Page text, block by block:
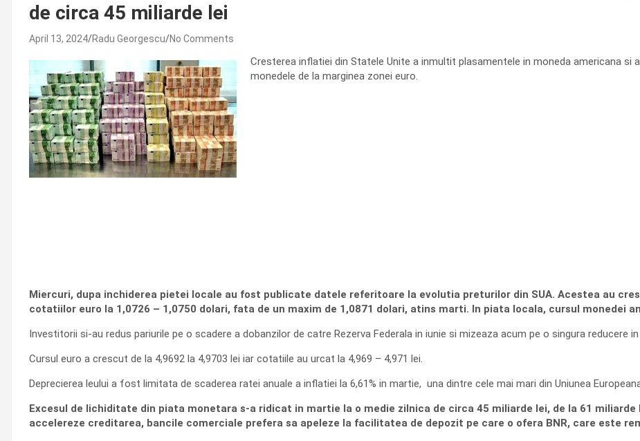
de circa 45 miliarde lei
April 13, 2024 Radu Georgescu No Comments
Cresterea inflatiei din Statele Unite a inmultit plasamentele in moneda americana
monedele de la marginea zonei euro.
Miercuri, dupa inchiderea pietei locale au fost publicate datele referitoare la evolutia preturilor din SUA. Acestea au
cotatiilor euro la 1,0726 – 1,0750 dolari, fata de un maxim de 1,0871 dolari, atins marti. In piata locala, cursul monedei
Investitorii si-au redus pariurile pe o scadere a dobanzilor de catre Rezerva Federala in iunie si mizeaza acum pe o singura reducere
Cursul euro a crescut de la 4,9692 la 4,9703 lei iar cotatiile au urcat la 4,969 – 4,971 lei.
Deprecierea leului a fost limitata de scaderea ratei anuale a inflatiei la 6,61% in martie, una dintre cele mai mari din Uniunea
Excesul de lichiditate din piata monetara s-a ridicat in martie la o medie zilnica de circa 45 miliarde lei, de la 61
accelereze creditarea, bancile comerciale prefera sa apeleze la facilitatea de depozit pe care o ofera BNR, care este